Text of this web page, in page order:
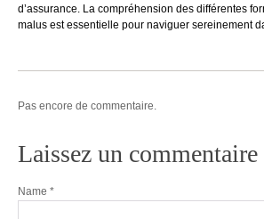
d’assurance. La compréhension des différentes
malus est essentielle pour naviguer sereinement
Pas encore de commentaire.
Laissez un commentaire
Name *